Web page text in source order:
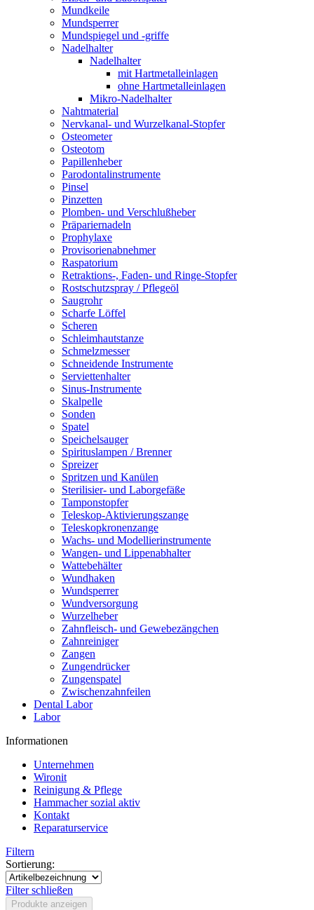
Mundkeile
Mundsperrer
Mundspiegel und -griffe
Nadelhalter
Nadelhalter
mit Hartmetalleinlagen
ohne Hartmetalleinlagen
Mikro-Nadelhalter
Nahtmaterial
Nervkanal- und Wurzelkanal-Stopfer
Osteometer
Osteotom
Papillenheber
Parodontalinstrumente
Pinsel
Pinzetten
Plomben- und Verschlußheber
Präpariernadeln
Prophylaxe
Provisorienabnehmer
Raspatorium
Retraktions-, Faden- und Ringe-Stopfer
Rostschutzspray / Pflegeöl
Saugrohr
Scharfe Löffel
Scheren
Schleimhautstanze
Schmelzmesser
Schneidende Instrumente
Serviettenhalter
Sinus-Instrumente
Skalpelle
Sonden
Spatel
Speichelsauger
Spirituslampen / Brenner
Spreizer
Spritzen und Kanülen
Sterilisier- und Laborgefäße
Tamponstopfer
Teleskop-Aktivierungszange
Teleskopkronenzange
Wachs- und Modellierinstrumente
Wangen- und Lippenabhalter
Wattebehälter
Wundhaken
Wundsperrer
Wundversorgung
Wurzelheber
Zahnfleisch- und Gewebezängchen
Zahnreiniger
Zangen
Zungendrücker
Zungenspatel
Zwischenzahnfeilen
Dental Labor
Labor
Informationen
Unternehmen
Wironit
Reinigung & Pflege
Hammacher sozial aktiv
Kontakt
Reparaturservice
Filtern
Sortierung:
Filter schließen
Produkte anzeigen